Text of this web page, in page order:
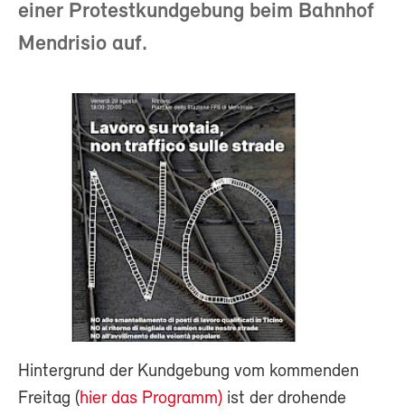
einer Protestkundgebung beim Bahnhof
Mendrisio auf.
Hintergrund der Kundgebung vom kommenden
Freitag (hier das Programm) ist der drohende